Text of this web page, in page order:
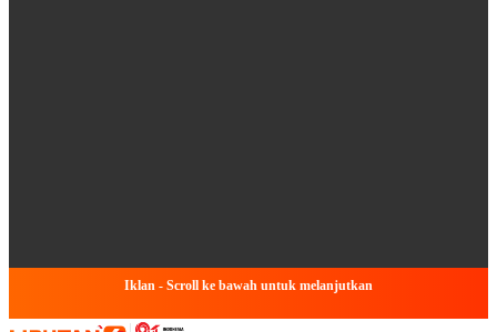
Iklan - Scroll ke bawah untuk melanjutkan